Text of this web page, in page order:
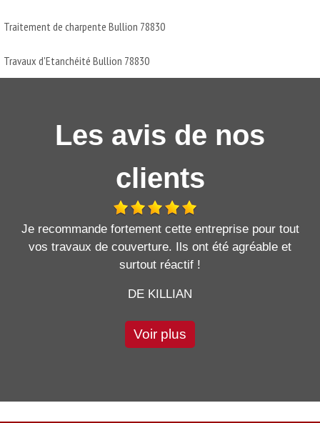
Traitement de charpente Bullion 78830
Travaux d'Etanchéité Bullion 78830
Les avis de nos
clients
Je recommande fortement cette entreprise pour tout
vos travaux de couverture. Ils ont été agréable et
surtout réactif !
DE KILLIAN
Voir plus